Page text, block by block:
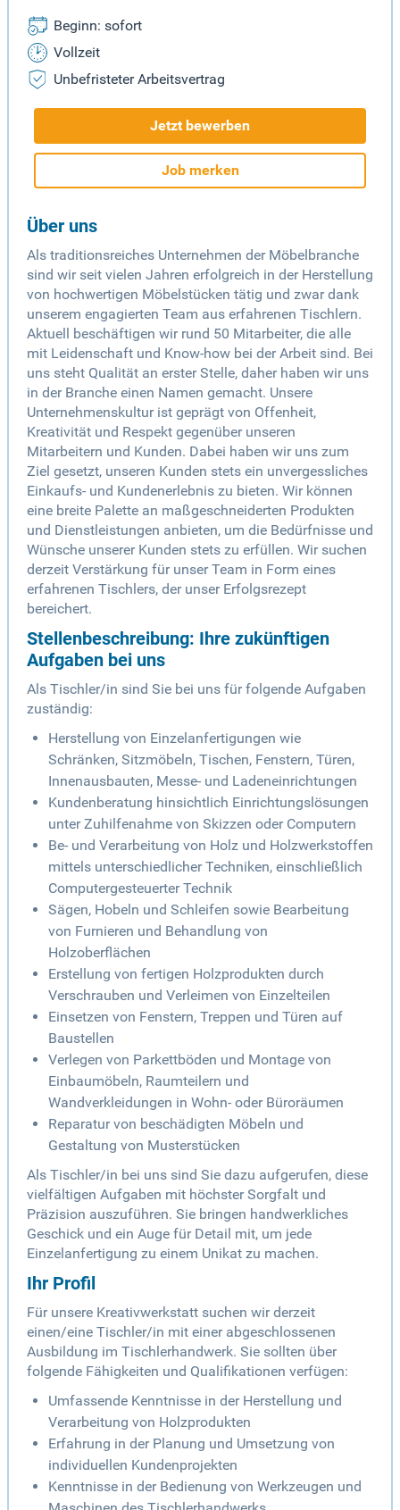
Beginn: sofort
Vollzeit
Unbefristeter Arbeitsvertrag
Jetzt bewerben
Job merken
Über uns
Als traditionsreiches Unternehmen der Möbelbranche
sind wir seit vielen Jahren erfolgreich in der Herstellung
von hochwertigen Möbelstücken tätig und zwar dank
unserem engagierten Team aus erfahrenen Tischlern.
Aktuell beschäftigen wir rund 50 Mitarbeiter, die alle
mit Leidenschaft und Know-how bei der Arbeit sind. Bei
uns steht Qualität an erster Stelle, daher haben wir uns
in der Branche einen Namen gemacht. Unsere
Unternehmenskultur ist geprägt von Offenheit,
Kreativität und Respekt gegenüber unseren
Mitarbeitern und Kunden. Dabei haben wir uns zum
Ziel gesetzt, unseren Kunden stets ein unvergessliches
Einkaufs- und Kundenerlebnis zu bieten. Wir können
eine breite Palette an maßgeschneiderten Produkten
und Dienstleistungen anbieten, um die Bedürfnisse und
Wünsche unserer Kunden stets zu erfüllen. Wir suchen
derzeit Verstärkung für unser Team in Form eines
erfahrenen Tischlers, der unser Erfolgsrezept
bereichert.
Stellenbeschreibung: Ihre zukünftigen
Aufgaben bei uns
Als Tischler/in sind Sie bei uns für folgende Aufgaben
zuständig:
Herstellung von Einzelanfertigungen wie
Schränken, Sitzmöbeln, Tischen, Fenstern, Türen,
Innenausbauten, Messe- und Ladeneinrichtungen
Kundenberatung hinsichtlich Einrichtungslösungen
unter Zuhilfenahme von Skizzen oder Computern
Be- und Verarbeitung von Holz und Holzwerkstoffen
mittels unterschiedlicher Techniken, einschließlich
Computergesteuerter Technik
Sägen, Hobeln und Schleifen sowie Bearbeitung
von Furnieren und Behandlung von
Holzoberflächen
Erstellung von fertigen Holzprodukten durch
Verschrauben und Verleimen von Einzelteilen
Einsetzen von Fenstern, Treppen und Türen auf
Baustellen
Verlegen von Parkettböden und Montage von
Einbaumöbeln, Raumteilern und
Wandverkleidungen in Wohn- oder Büroräumen
Reparatur von beschädigten Möbeln und
Gestaltung von Musterstücken
Als Tischler/in bei uns sind Sie dazu aufgerufen, diese
vielfältigen Aufgaben mit höchster Sorgfalt und
Präzision auszuführen. Sie bringen handwerkliches
Geschick und ein Auge für Detail mit, um jede
Einzelanfertigung zu einem Unikat zu machen.
Ihr Profil
Für unsere Kreativwerkstatt suchen wir derzeit
einen/eine Tischler/in mit einer abgeschlossenen
Ausbildung im Tischlerhandwerk. Sie sollten über
folgende Fähigkeiten und Qualifikationen verfügen:
Umfassende Kenntnisse in der Herstellung und
Verarbeitung von Holzprodukten
Erfahrung in der Planung und Umsetzung von
individuellen Kundenprojekten
Kenntnisse in der Bedienung von Werkzeugen und